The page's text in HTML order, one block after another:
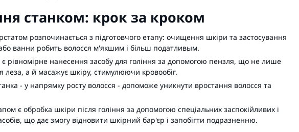
станком: крок за кроком
розпочинається з підготовчого етапу: очищення шкіри та застосування
ванни робить волосся м'якшим і більш податливым.
рівномірне нанесення засобу для гоління за допомогою пензля, що не лише
леза, а й масажує шкіру, стимулюючи кровообіг.
- у напрямку росту волосся - допоможе уникнути вростання волосся та
є обробка шкіри після гоління за допомогою спеціальних заспокійливих і
що дає змогу відновити шкірний бар'єр і запобігти подразненню.